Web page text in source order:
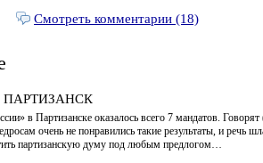
Смотреть комментарии (18)
в Партизанске оказалось всего 7 мандатов.
очень не понравились такие результаты, и речь
партизанскую думу под любым предлогом…